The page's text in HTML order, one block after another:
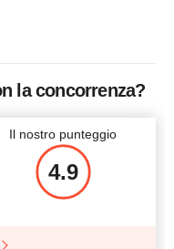
la concorrenza?
Il nostro punteggio
4.9